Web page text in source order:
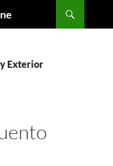
Exterior